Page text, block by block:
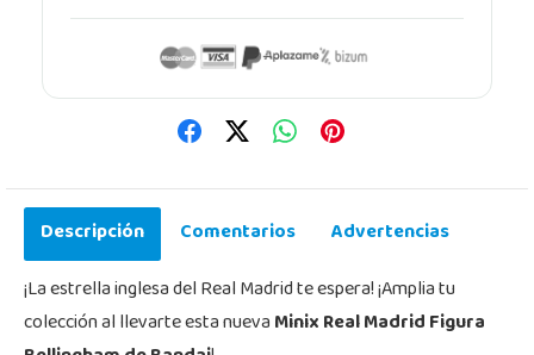
Descripción Comentarios
Advertencias
¡La estrella inglesa del Real Madrid te espera! ¡Amplia tu
colección al llevarte esta nuevaMinix Real Madrid Figura